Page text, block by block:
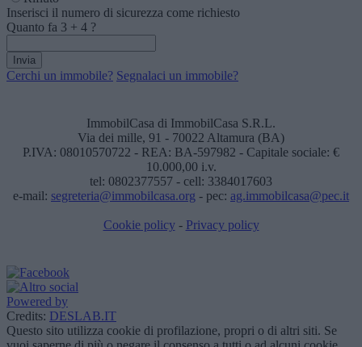
Inserisci il numero di sicurezza come richiesto
Quanto fa 3 + 4 ?
Cerchi un immobile? Segnalaci un immobile?
ImmobilCasa di ImmobilCasa S.R.L.
Via dei mille, 91 - 70022 Altamura (BA)
P.IVA: 08010570722 - REA: BA-597982 - Capitale sociale: €
10.000,00 i.v.
tel: 0802377557 - cell: 3384017603
e-mail: segreteria@immobilcasa.org - pec: ag.immobilcasa@pec.it
Cookie policy- Privacy policy
Powered by
Credits: DESLAB.IT
Questo sito utilizza cookie di profilazione, propri o di altri siti. Se